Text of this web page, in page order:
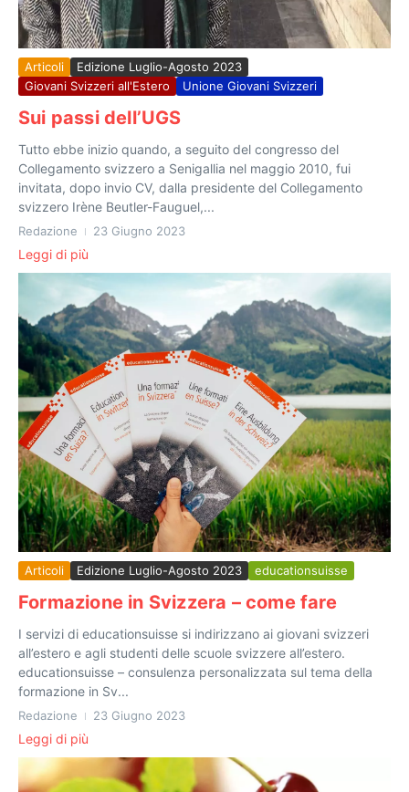
Articoli
Edizione Luglio-Agosto 2023
Giovani Svizzeri all'Estero
Unione Giovani Svizzeri
Sui passi dell’UGS
Tutto ebbe inizio quando, a seguito del congresso del
Collegamento svizzero a Senigallia nel maggio 2010, fui
invitata, dopo invio CV, dalla presidente del Collegamento
svizzero Irène Beutler-Fauguel,...
Redazione 23 Giugno 2023
Leggi di più
Articoli Edizione Luglio-Agosto 2023 educationsuisse
Formazione in Svizzera – come fare
I servizi di educationsuisse si indirizzano ai giovani svizzeri
all’estero e agli studenti delle scuole svizzere all’estero.
educationsuisse – consulenza personalizzata sul tema della
formazione in Sv...
Redazione 23 Giugno 2023
Leggi di più